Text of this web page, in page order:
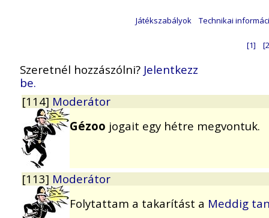
Játékszabályok Technikai
[1]
Szeretnél hozzászólni? Jelentkezz
be.
[114] Moderátor
Gézoo jogait egy hétre megvontuk.
[113] Moderátor
Folytattam a takarítást a Meddig